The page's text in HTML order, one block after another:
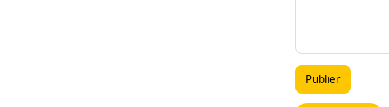
Publier